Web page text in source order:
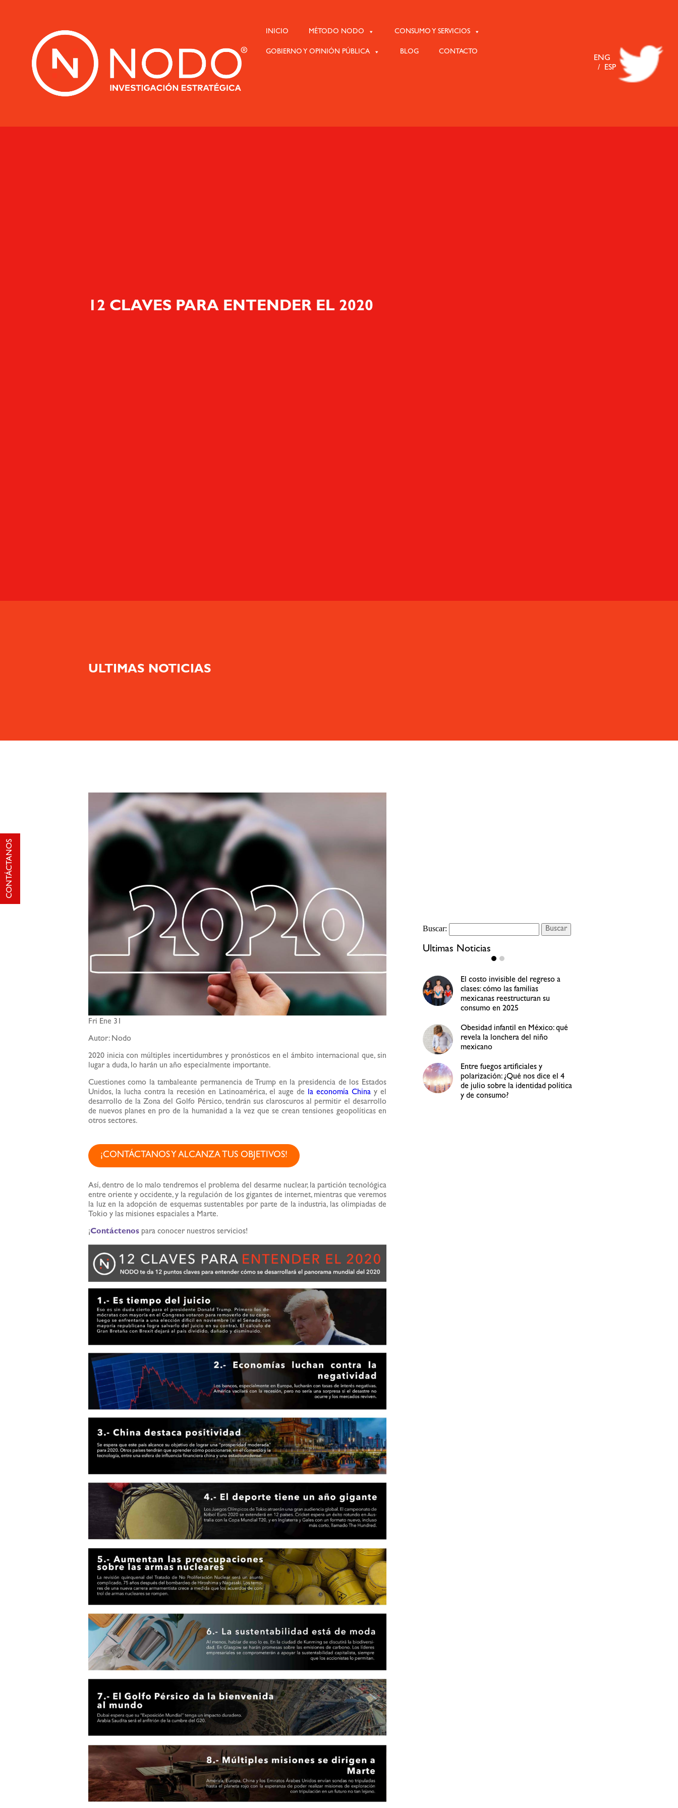
INICIO MÉTODO NODO CONSUMO Y SERVICIOS
GOBIERNO Y OPINIÓN PÚBLICA BLOG CONTACTO
ENG
ESP
12 CLAVES PARA ENTENDER EL 2020
ULTIMAS NOTICIAS
Fri Ene 31
Autor: Nodo
2020 inicia con múltiples incertidumbres y pronósticos en el ámbito internacional que, sin
lugar a duda, lo harán un año especialmente importante.
Cuestiones como la tambaleante permanencia de Trump en la presidencia de los Estados
Unidos, la lucha contra la recesión en Latinoamérica, el auge de la economía Chinay el
desarrollo de la Zona del Golfo Pérsico, tendrán sus claroscuros al permitir el desarrollo
de nuevos planes en pro de la humanidad a la vez que se crean tensiones geopolíticas en
otros sectores.
¡CONTÁCTANOS Y ALCANZA TUS OBJETIVOS!
Así, dentro de lo malo tendremos el problema del desarme nuclear, la partición tecnológica
entre oriente y occidente, y la regulación de los gigantes de internet, mientras que veremos
la luz en la adopción de esquemas sustentables por parte de la industria, las olimpiadas de
Tokio y las misiones espaciales a Marte.
¡Contáctenospara conocer nuestros servicios!
Buscar:
Ultimas Noticias
¿Son efectivas las redes sociales
para hacer encuestas de
investigación de mercados?
para comentar en redes sociales?
CONTÁCTANOS